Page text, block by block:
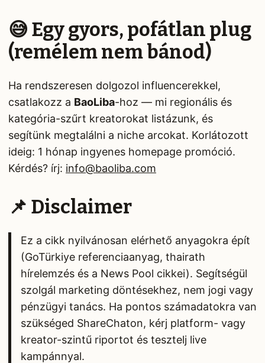
😅 Egy gyors, pofátlan plug
(remélem nem bánod)
Ha rendszeresen dolgozol influencerekkel,
csatlakozz a BaoLiba-hoz — mi regionális és
kategória-szűrt kreatorokat listázunk, és
segítünk megtalálni a niche arcokat. Korlátozott
ideig: 1 hónap ingyenes homepage promóció.
Kérdés? írj: info@baoliba.com
📌 Disclaimer
Ez a cikk nyilvánosan elérhető anyagokra épít
(GoTürkiye referenciaanyag, thairath
hírelemzés és a News Pool cikkei). Segítségül
szolgál marketing döntésekhez, nem jogi vagy
pénzügyi tanács. Ha pontos számadatokra van
szükséged ShareChaton, kérj platform- vagy
kreator-szintű riportot és tesztelj live
kampánnyal.